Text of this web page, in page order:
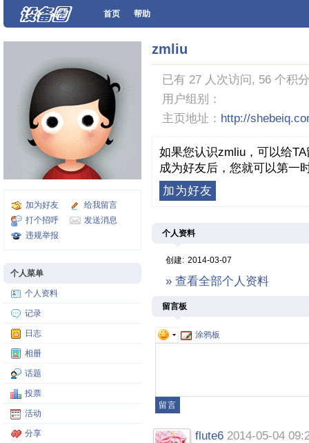
首页 帮助
加为好友
给我留言
打个招呼
发送消息
违规举报
个人菜单
个人资料
记录
日志
相册
话题
投票
活动
分享
zmliu
已有 27 人次访问, 56 个积
用户组别：
主页地址： http://
如果您认识zmliu，可以给
成为好友后，您就可以第一
加为好友
个人资料
创建: 2014-03-07
» 查看全部个人资料
留言板
涂鸦板
flute6 2014-05-04